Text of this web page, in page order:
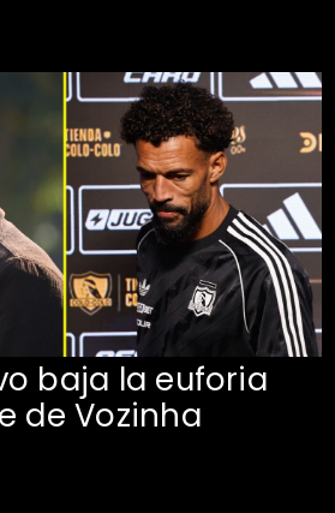
baja la euforia
de Vozinha